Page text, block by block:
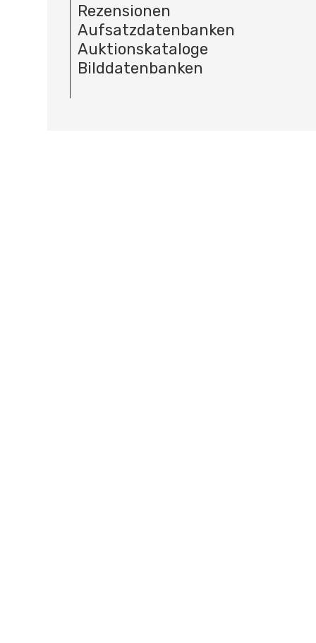
Rezensionen
Aufsatzdatenbanken
Auktionskataloge
Bilddatenbanken